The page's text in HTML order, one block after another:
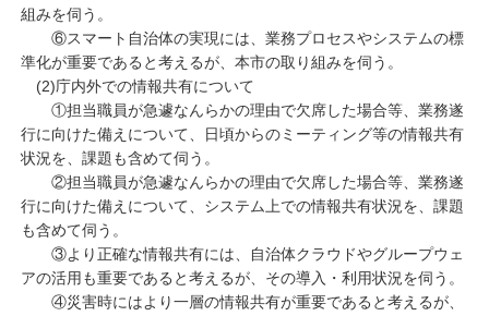
組みを伺う。
⑥スマート自治体の実現には、業務プロセスやシステムの標
準化が重要であると考えるが、本市の取り組みを伺う。
(2)庁内外での情報共有について
①担当職員が急遽なんらかの理由で欠席した場合等、業務遂
行に向けた備えについて、日頃からのミーティング等の情報共有
状況を、課題も含めて伺う。
②担当職員が急遽なんらかの理由で欠席した場合等、業務遂
行に向けた備えについて、システム上での情報共有状況を、課題
も含めて伺う。
③より正確な情報共有には、自治体クラウドやグループウェ
アの活用も重要であると考えるが、その導入・利用状況を伺う。
④災害時にはより一層の情報共有が重要であると考えるが、